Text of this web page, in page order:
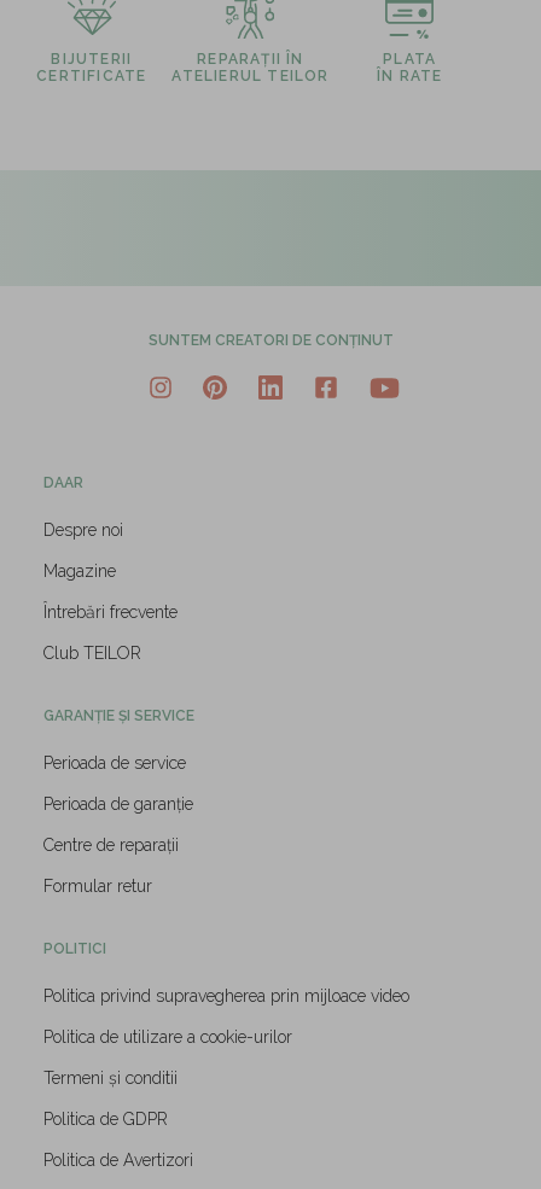
BIJUTERII
CERTIFICATE
REPARAȚII ÎN
ATELIERUL TEILOR
PLATA
ÎN RATE
SUNTEM CREATORI DE CONȚINUT
DAAR
Despre noi
Magazine
Întrebări frecvente
Club TEILOR
GARANȚIE ȘI SERVICE
Perioada de service
Perioada de garanție
Centre de reparații
Formular retur
POLITICI
Politica privind supravegherea prin mijloace video
Politica de utilizare a cookie-urilor
Termeni și conditii
Politica de GDPR
Politica de Avertizori